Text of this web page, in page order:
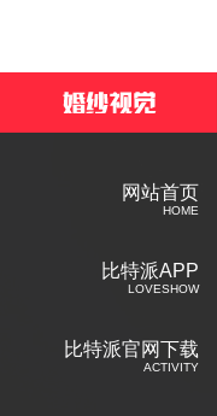
网站首页
HOME
比特派APP
LOVESHOW
比特派官网下载
ACTIVITY